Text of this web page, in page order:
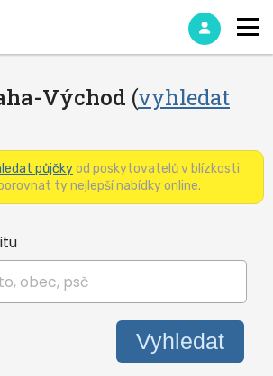
Východ (vyhledat
půjčkyod poskytovatelů v blízkosti
ty nejlepší nabídky online.